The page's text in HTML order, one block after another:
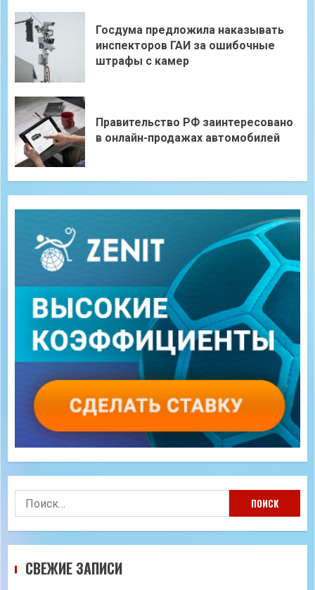
Госдума предложила наказывать
инспекторов ГАИ за ошибочные
штрафы с камер
Правительство РФ заинтересовано
в онлайн-продажах автомобилей
Найти:
СВЕЖИЕ ЗАПИСИ